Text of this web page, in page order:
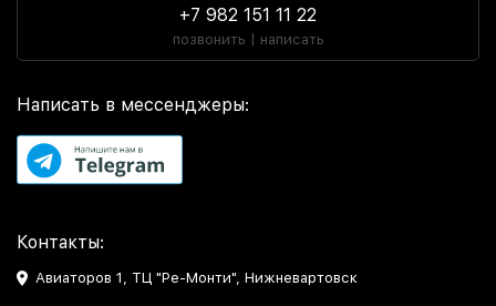
+7 982 151 11 22
позвонить | написать
Написать в мессенджеры:
Контакты:
Авиаторов 1, ТЦ "Ре-Монти", Нижневартовск